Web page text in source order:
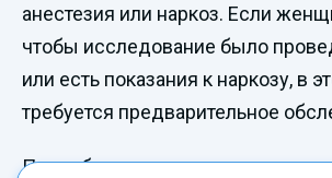
анестезия или наркоз. Если
чтобы исследование было
или есть показания к наркозу, в
требуется предварительное
Подробные рекомендации и